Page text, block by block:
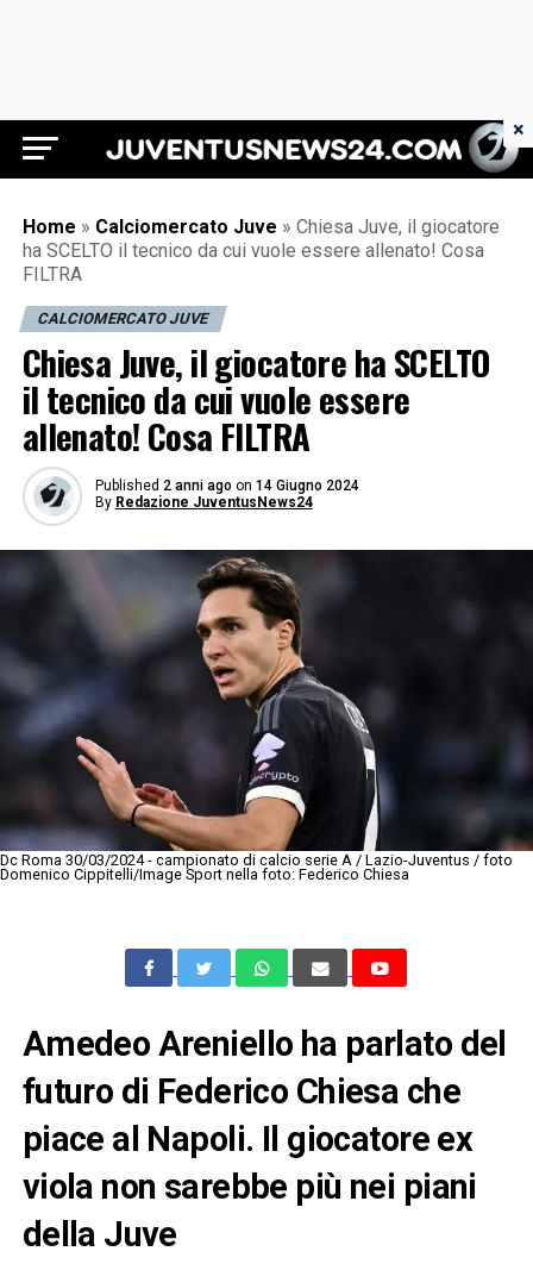
Juventus News 24
Home » Calciomercato Juve » Chiesa Juve, il giocatore
ha SCELTO il tecnico da cui vuole essere allenato! Cosa
FILTRA
CALCIOMERCATO JUVE
Chiesa Juve, il giocatore ha SCELTO
il tecnico da cui vuole essere
allenato! Cosa FILTRA
Published 2 anni ago on 14 Giugno 2024
By Redazione JuventusNews24
Dc Roma 30/03/2024 - campionato di calcio serie A / Lazio-Juventus / foto
Domenico Cippitelli/Image Sport nella foto: Federico Chiesa
Amedeo Areniello ha parlato del
futuro di Federico Chiesa che
piace al Napoli. Il giocatore ex
viola non sarebbe più nei piani
della Juve
×